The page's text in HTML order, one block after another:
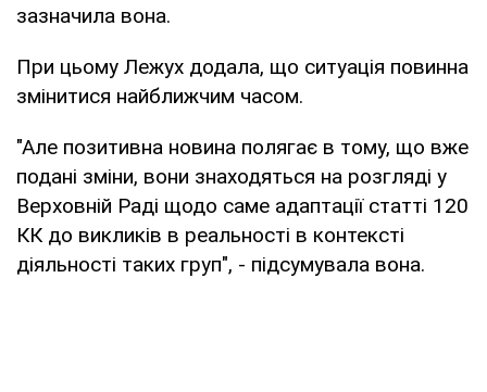
зазначила вона.
При цьому Лежух додала, що ситуація повинна
змінитися найближчим часом.
"Але позитивна новина полягає в тому, що вже
подані зміни, вони знаходяться на розгляді у
Верховній Раді щодо саме адаптації статті 120
КК до викликів в реальності в контексті
діяльності таких груп", - підсумувала вона.